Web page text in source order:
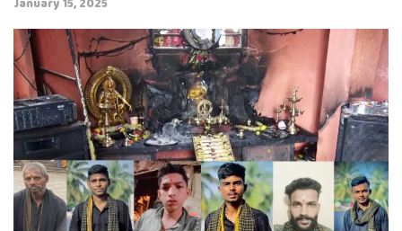
January 15, 2025